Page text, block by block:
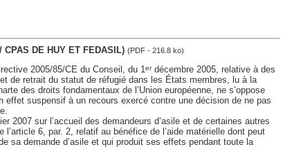
DE HUY ET FEDASIL) (PDF - 216.8 ko)
2005/85/CE du Conseil, du 1 erdécembre 2005, relative à des
de retrait du statut de réfugié dans les États membres, lu à la
des droits fondamentaux de l’Union européenne, ne s’oppose
suspensif à un recours exercé contre une décision de ne pas
2007 sur l’accueil des demandeurs d’asile et de certaines autres
6, par. 2, relatif au bénéfice de l’aide matérielle dont peut
sa demande d’asile et qui produit ses effets pendant toute la